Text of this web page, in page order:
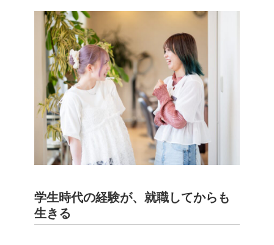
学生時代の経験が、就職してからも
生きる